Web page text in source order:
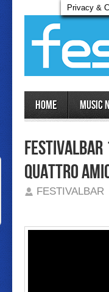
Home MUSIC
Festivalbar
quattro
FESTIVALBAR
Privacy &